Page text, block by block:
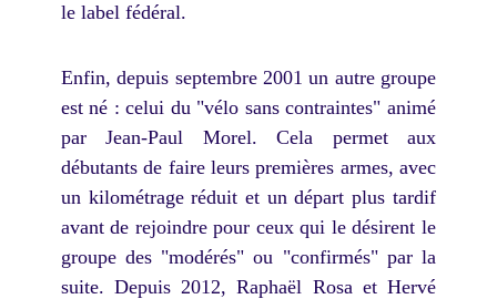
le label fédéral.
Enfin, depuis septembre 2001 un autre groupe
est né : celui du "vélo sans contraintes" animé
par Jean-Paul Morel. Cela permet aux
débutants de faire leurs premières armes, avec
un kilométrage réduit et un départ plus tardif
avant de rejoindre pour ceux qui le désirent le
groupe des "modérés" ou "confirmés" par la
suite. Depuis 2012, Raphaël Rosa et Hervé